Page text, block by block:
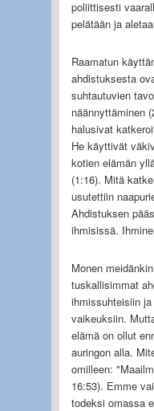
poliittisesti
pelätään ja
Raamatun
ahdistuksesta
suhtautuvien
näännyttäminen
halusivat
He käyttivät
kotien elämän
(1:16). Mitä
usutettiin
Ahdistuksen
ihmisissä.
Monen
tuskallisimmat
ihmissuhteisiin
vaikeuksiin.
elämä on ollut
auringon alla.
omilleen:
16:53). Emme
todeksi omassa